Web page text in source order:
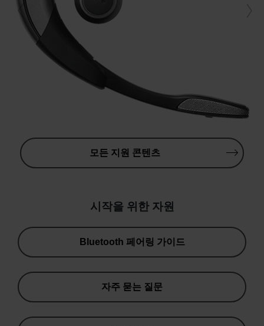
모든 지원 콘텐츠
시작을 위한 자원
Bluetooth 페어링 가이드
자주 묻는 질문